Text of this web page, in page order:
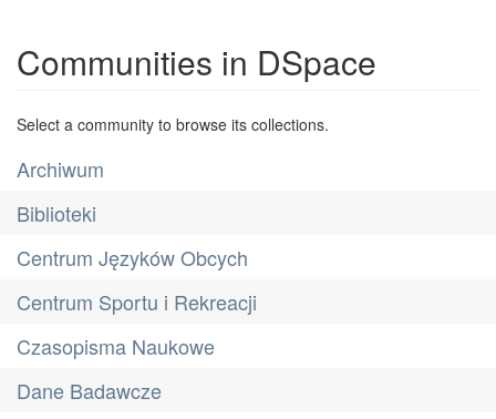
Communities in DSpace
Select a community to browse its collections.
Archiwum
Biblioteki
Centrum Języków Obcych
Centrum Sportu i Rekreacji
Czasopisma Naukowe
Dane Badawcze